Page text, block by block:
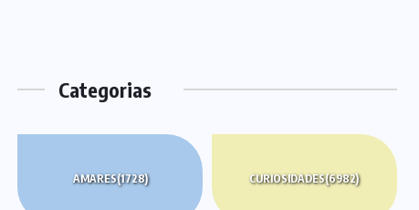
Categorias
AMARES(1728) CURIOSIDADES(6982)